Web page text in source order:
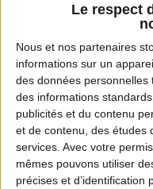
Le respect
Nous et nos partenaires
informations sur un
des données
des informations
publicités et du contenu
et de contenu, des études
services. Avec votre
mêmes pouvons utiliser
précises et
fdca11@fdca.asso.fr
Dates de
Ouverture :
13 septembre 2026 à